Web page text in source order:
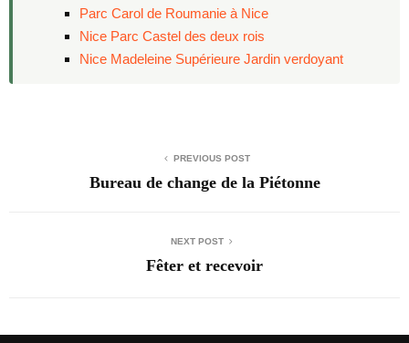
Parc Carol de Roumanie à Nice
Nice Parc Castel des deux rois
Nice Madeleine Supérieure Jardin verdoyant
PREVIOUS POST
Bureau de change de la Piétonne
NEXT POST
Fêter et recevoir